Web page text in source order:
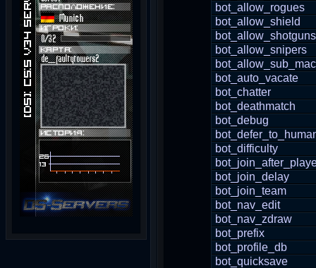
bot_allow_rogues
bot_allow_shield
bot_allow_shotguns
bot_allow_snipers
bot_auto_vacate
bot_chatter
bot_deathmatch
bot_debug
bot_difficulty
bot_join_delay
bot_join_team
bot_nav_edit
bot_nav_zdraw
bot_prefix
bot_profile_db
bot_quicksave